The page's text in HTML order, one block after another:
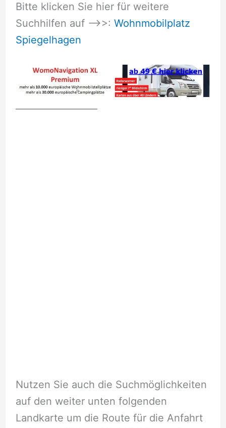
Bitte klicken Sie hier für weitere
Suchhilfen auf –>>: Wohnmobilplatz
Spiegelhagen
Nutzen Sie auch die Suchmöglichkeiten
auf den weiter unten folgenden
Landkarte um die Route für die Anfahrt